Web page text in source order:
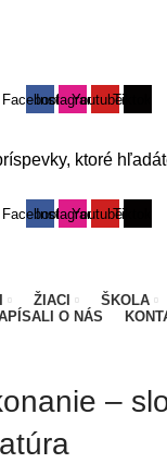
FacebookInstagramYoutubeTiktok
FacebookInstagramYoutubeTiktok
ŽIACI ŠKOLA
O NÁS
–
ktoré